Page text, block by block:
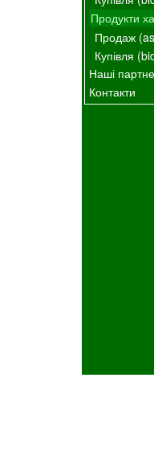
Продукти
Продаж
Купівля
Наші
Контакти